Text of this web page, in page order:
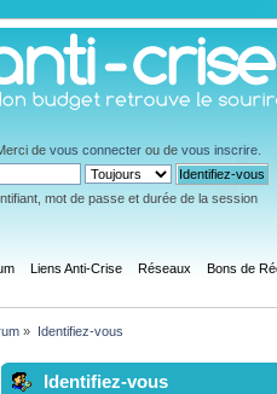
de vous connecter ou de vous inscrire
mot de passe et durée de la session
Liens Anti-Crise Réseaux Bons de
» Identifiez-vous
Identifiez-vous